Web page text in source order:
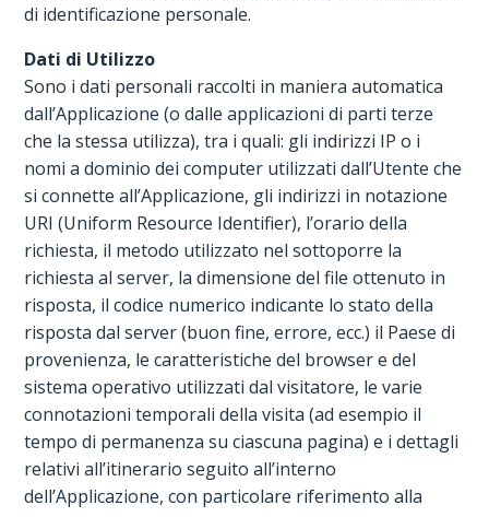
di identificazione personale.
Dati di Utilizzo
Sono i dati personali raccolti in maniera automatica
dall’Applicazione (o dalle applicazioni di parti terze
che la stessa utilizza), tra i quali: gli indirizzi IP o i
nomi a dominio dei computer utilizzati dall’Utente che
si connette all’Applicazione, gli indirizzi in notazione
URI (Uniform Resource Identifier), l’orario della
richiesta, il metodo utilizzato nel sottoporre la
richiesta al server, la dimensione del file ottenuto in
risposta, il codice numerico indicante lo stato della
risposta dal server (buon fine, errore, ecc.) il Paese di
provenienza, le caratteristiche del browser e del
sistema operativo utilizzati dal visitatore, le varie
connotazioni temporali della visita (ad esempio il
tempo di permanenza su ciascuna pagina) e i dettagli
relativi all’itinerario seguito all’interno
dell’Applicazione, con particolare riferimento alla